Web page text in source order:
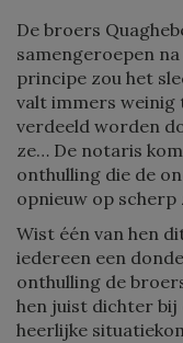
De broers
samengeroepen
principe zou het
valt immers weinig
verdeeld worden
ze… De notaris
onthulling die de
opnieuw op scherp
Wist één van hen
iedereen een
onthulling de
hen juist dichter bij
heerlijke